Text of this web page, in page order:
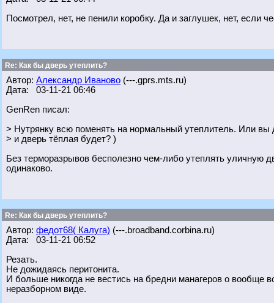
Посмотрел, нет, не пенили коробку. Да и заглушек, нет, если
Re: Как бы дверь утеплить?
Автор: Александр Иваново (---.gprs.mts.ru)
Дата: 03-11-21 06:46
GenRen писал:
> Нутрянку всю поменять на нормальный утеплитель. Или вы
> и дверь тёплая будет? )
Без терморазрывов бесполезно чем-либо утеплять уличную
одинаково.
Re: Как бы дверь утеплить?
Автор: федот68( Калуга) (---.broadband.corbina.ru)
Дата: 03-11-21 06:52
Резать.
Не дожидаясь перитонита.
И больше никогда не вестись на бредни манагеров о вообще
неразборном виде.